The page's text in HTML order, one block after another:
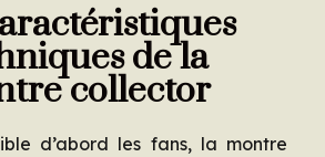
de la
collector
d’abord les fans, la montre